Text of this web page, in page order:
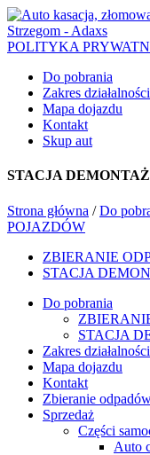
POLITYKA
Do pobrania
Zakres działalności
Mapa dojazdu
Kontakt
Skup aut
STACJA
Strona główna /Do
POJAZDÓW
ZBIERANIE
STACJA
Do pobrania
STACJA
Zakres działalności
Mapa dojazdu
Kontakt
Zbieranie
Sprzedaż
Części
Auto